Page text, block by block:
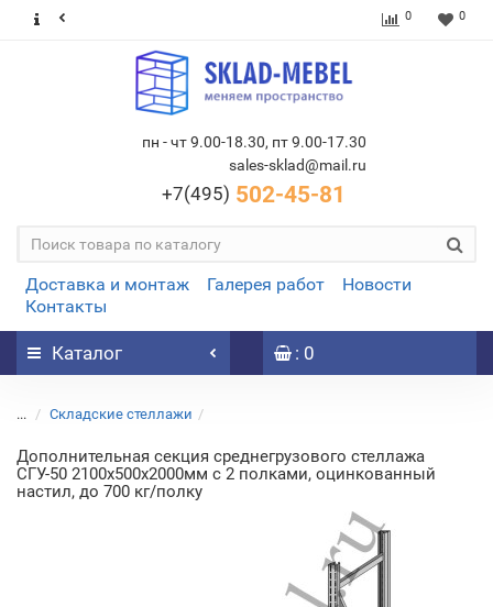
0 0
пн - чт 9.00-18.30, пт 9.00-17.30
sales-sklad@mail.ru
+7(495) 502-45-81
Доставка и монтаж Галерея работ
Новости
Контакты
Каталог : 0
... Складские стеллажи
Дополнительная секция среднегрузового стеллажа
СГУ-50 2100х500х2000мм с 2 полками, оцинкованный
настил, до 700 кг/полку